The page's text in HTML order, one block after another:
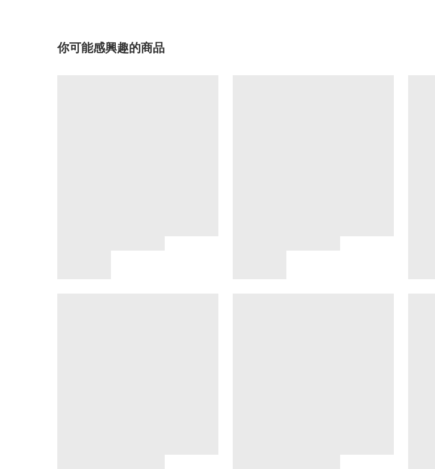
你可能感興趣的商品